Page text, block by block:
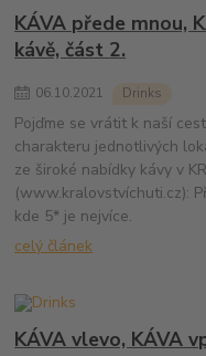
KÁVA přede mnou,
kávě, část 2.
06.10.2021 Drinks
Pojďme se vrátit k naší
charakteru jednotlivých
ze široké nabídky kávy v
(www.kralovstvíchuti.cz):
kde 5* je nejvíce.
celý článek
KÁVA vlevo, KÁVA